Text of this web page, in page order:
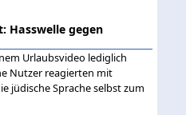
Hasswelle gegen
Urlaubsvideo lediglich
Nutzer reagierten mit
jüdische Sprache selbst zum